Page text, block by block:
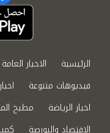
الرئيسية الاخبار العامة
فيديوهات متنوعة
اخبار الرياضة
مطبخ
الاقتصاد والبورصة